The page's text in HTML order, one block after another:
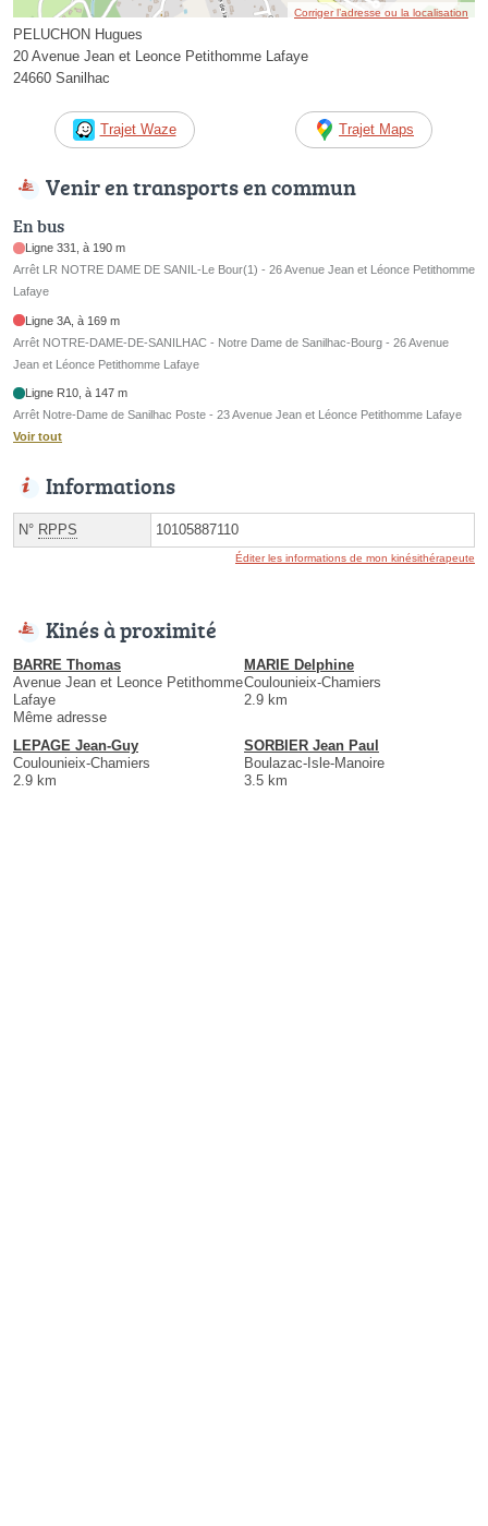
Corriger l’adresse ou la localisation
PELUCHON Hugues
20 Avenue Jean et Leonce Petithomme Lafaye
24660 Sanilhac
Trajet Waze Trajet Maps
Venir en transports en commun
En bus
Ligne 331, à 190 m
Arrêt LR NOTRE DAME DE SANIL-Le Bour(1) - 26 Avenue Jean et Léonce Petithomme
Lafaye
Ligne 3A, à 169 m
Arrêt NOTRE-DAME-DE-SANILHAC - Notre Dame de Sanilhac-Bourg - 26 Avenue
Jean et Léonce Petithomme Lafaye
Ligne R10, à 147 m
Arrêt Notre-Dame de Sanilhac Poste - 23 Avenue Jean et Léonce Petithomme Lafaye
Voir tout
Informations
N° RPPS 10105887110
Éditer les informations de mon kinésithérapeute
Kinés à proximité
BARRE Thomas
Avenue Jean et Leonce Petithomme
Lafaye
Même adresse
MARIE Delphine
Coulounieix-Chamiers
2.9 km
LEPAGE Jean-Guy
Coulounieix-Chamiers
2.9 km
SORBIER Jean Paul
Boulazac-Isle-Manoire
3.5 km